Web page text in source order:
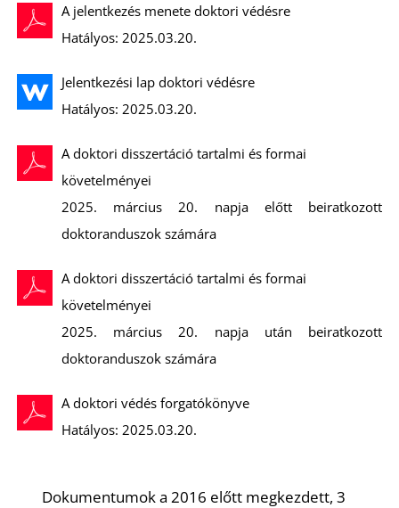
A jelentkezés menete doktori védésre
Hatályos: 2025.03.20.
Jelentkezési lap doktori védésre
Hatályos: 2025.03.20.
A doktori disszertáció tartalmi és formai
követelményei
2025. március 20. napja előtt beiratkozott
doktoranduszok számára
A doktori disszertáció tartalmi és formai
követelményei
2025. március 20. napja után beiratkozott
doktoranduszok számára
A doktori védés forgatókönyve
Hatályos: 2025.03.20.
Dokumentumok a 2016 előtt megkezdett, 3